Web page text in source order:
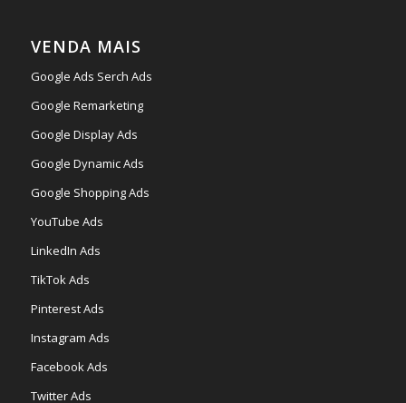
VENDA MAIS
Google Ads Serch Ads
Google Remarketing
Google Display Ads
Google Dynamic Ads
Google Shopping Ads
YouTube Ads
LinkedIn Ads
TikTok Ads
Pinterest Ads
Instagram Ads
Facebook Ads
Twitter Ads